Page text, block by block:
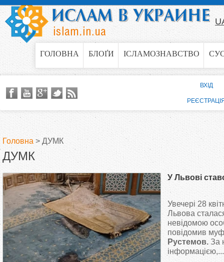
Jump to navigation
ГОЛОВНА БЛОҐИ ІСЛАМОЗНАВСТВО
В
и
є
т
у
Головна > ДУМК
ДУМК
У Львові
Увечері 28
Львова
невідомою
повідомив
Рустемов. За
інформацією,...
ВХІД